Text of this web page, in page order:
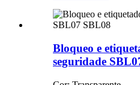
Bloqueo e
seguridade